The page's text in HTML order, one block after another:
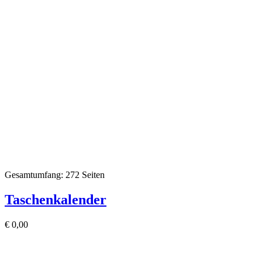
Gesamtumfang: 272 Seiten
Taschenkalender
€ 0,00